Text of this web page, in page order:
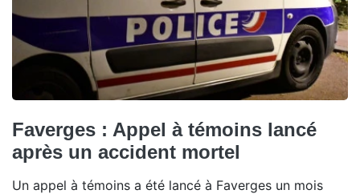
Faverges : Appel à témoins lancé
après un accident mortel
Un appel à témoins a été lancé à Faverges un mois